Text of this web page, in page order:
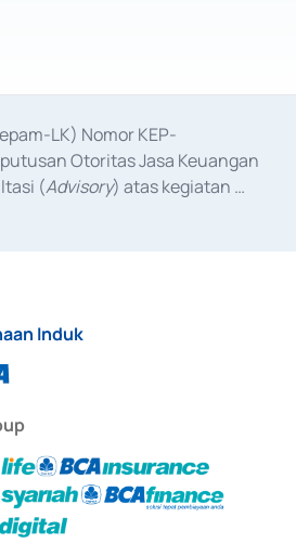
LK) Nomor KEP-
Otoritas Jasa Keuangan
(Advisory) atas kegiatan
Induk